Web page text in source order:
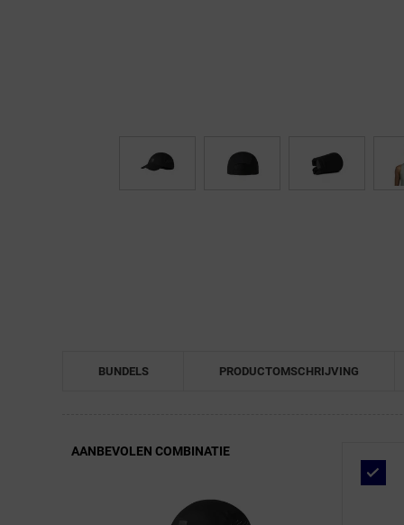
BUNDELS PRODUCTOMSCHRIJVING
AANBEVOLEN COMBINATIE